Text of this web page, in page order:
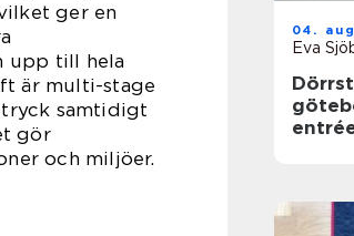
ger en
upp till hela
är multi-stage
tryck samtidigt
gör
och miljöer.
04.
Eva
göteborg